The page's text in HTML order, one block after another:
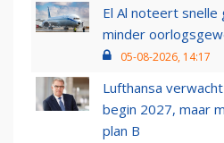
El Al noteert
minder
05-08-2026, 14:17
Lufthansa
begin 2027, maar
plan B